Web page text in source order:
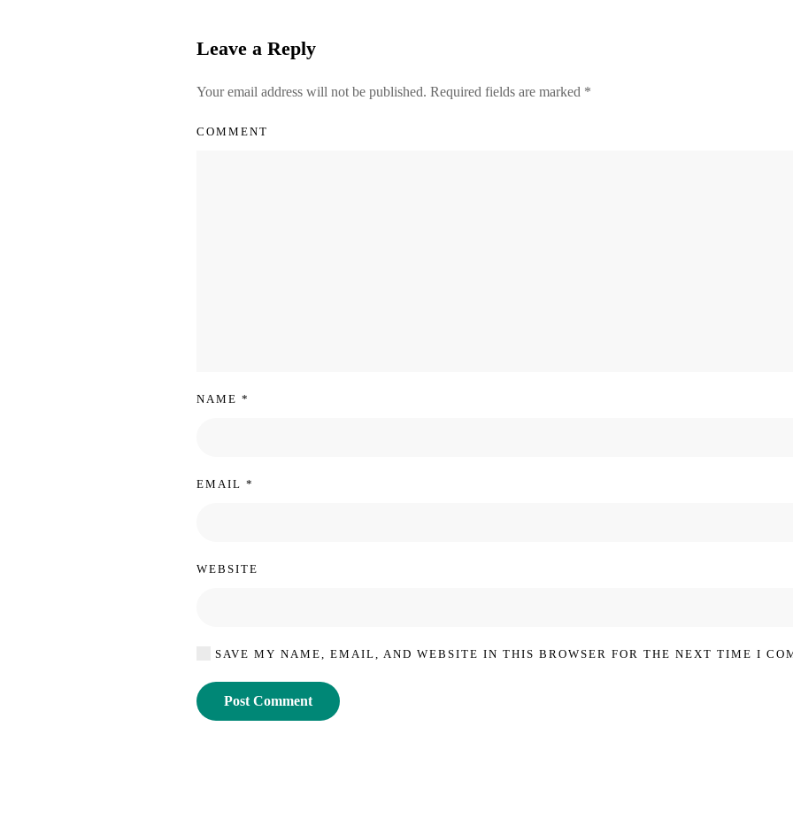
Leave a Reply
Your email address will not be published. Required fields are marked *
COMMENT
NAME *
EMAIL *
WEBSITE
SAVE MY NAME, EMAIL, AND WEBSITE IN THIS BROWSER FOR THE NEXT TIME I
Post Comment